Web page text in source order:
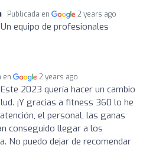
Publicada en 2 years ago
Un equipo de profesionales
en 2 years ago
Este 2023 quería hacer un cambio
¡Y gracias a fitness 360 lo he
el personal, las ganas
conseguido llegar a los
No puedo dejar de recomendar